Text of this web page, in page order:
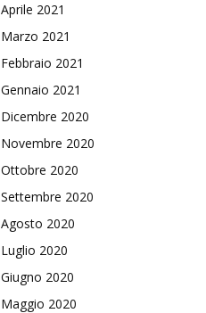
Aprile 2021
Marzo 2021
Febbraio 2021
Gennaio 2021
Dicembre 2020
Novembre 2020
Ottobre 2020
Settembre 2020
Agosto 2020
Luglio 2020
Giugno 2020
Maggio 2020